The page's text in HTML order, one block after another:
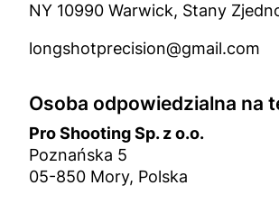
NY 10990 Warwick, Stany
longshotprecision@gmail.com
Osoba odpowiedzialna na
Pro Shooting Sp. z o.o.
Poznańska 5
05-850 Mory, Polska